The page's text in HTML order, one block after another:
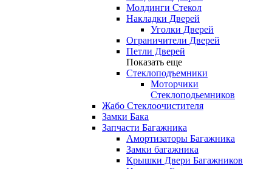
Молдинги Стекол
Накладки Дверей
Уголки Дверей
Ограничители Дверей
Петли Дверей
Показать еще
Стеклоподъемники
Моторчики
Стеклоподьемников
Жабо Стеклоочистителя
Замки Бака
Запчасти Багажника
Амортизаторы Багажника
Замки багажника
Крышки Двери Багажников